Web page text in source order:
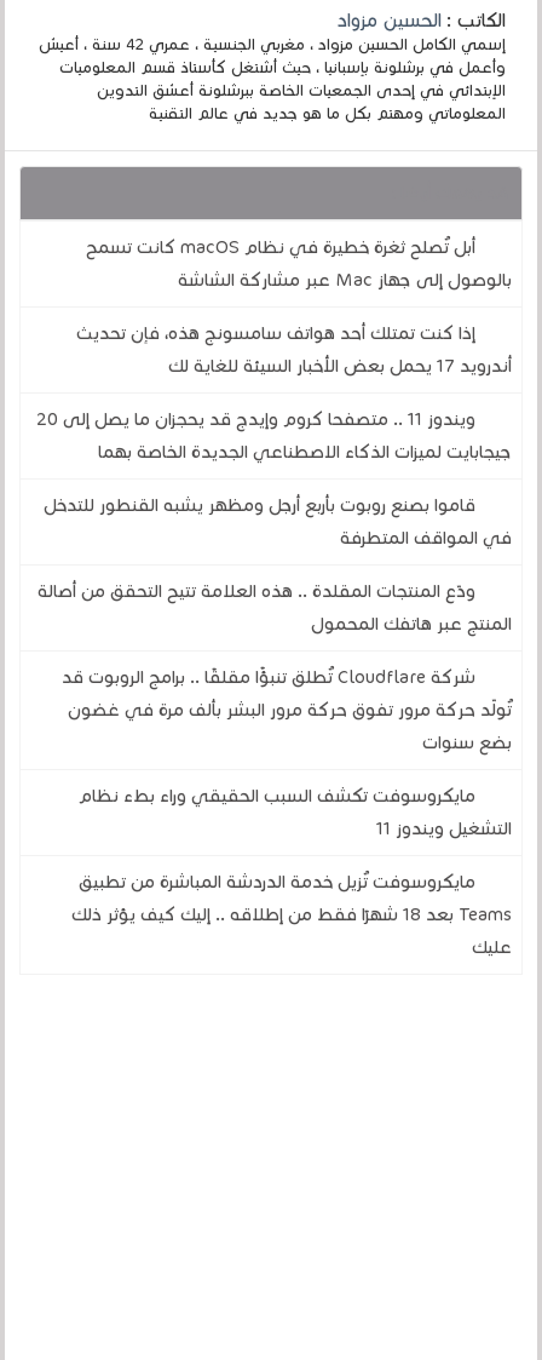
الكاتب :الحسين مزواد
إسمي الكامل الحسين مزواد ، مغربي الجنسية ، عمري 42 سنة ، أعيش
وأعمل في برشلونة بإسبانيا ، حيث أشتغل كأستاذ قسم المعلوميات
الإبتدائي في إحدى الجمعيات الخاصة ببرشلونة أعشق التدوين
المعلوماتي ومهتم بكل ما هو جديد في عالم التقنية
أبل تُصلح ثغرة خطيرة في نظام macOS كانت تسمح
بالوصول إلى جهاز Mac عبر مشاركة الشاشة
إذا كنت تمتلك أحد هواتف سامسونج هذه، فإن تحديث
أندرويد 17 يحمل بعض الأخبار السيئة للغاية لك
ويندوز 11 .. متصفحا كروم وإيدج قد يحجزان ما يصل إلى 20
جيجابايت لميزات الذكاء الاصطناعي الجديدة الخاصة بهما
قاموا بصنع روبوت بأربع أرجل ومظهر يشبه القنطور للتدخل
في المواقف المتطرفة
ودّع المنتجات المقلدة .. هذه العلامة تتيح التحقق من أصالة
المنتج عبر هاتفك المحمول
شركة Cloudflare تُطلق تنبؤًا مقلقًا .. برامج الروبوت قد
تُولّد حركة مرور تفوق حركة مرور البشر بألف مرة في غضون
بضع سنوات
مايكروسوفت تكشف السبب الحقيقي وراء بطء نظام
التشغيل ويندوز 11
مايكروسوفت تُزيل خدمة الدردشة المباشرة من تطبيق
Teams بعد 18 شهرًا فقط من إطلاقه .. إليك كيف يؤثر ذلك
عليك